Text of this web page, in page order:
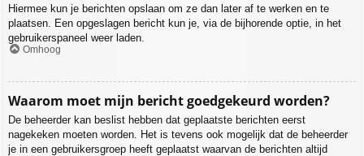
Hiermee kun je berichten opslaan om ze dan later af te werken en te
plaatsen. Een opgeslagen bericht kun je, via de bijhorende optie, in het
gebruikerspaneel weer laden.
Omhoog
Waarom moet mijn bericht goedgekeurd worden?
De beheerder kan beslist hebben dat geplaatste berichten eerst
nagekeken moeten worden. Het is tevens ook mogelijk dat de beheerder
je in een gebruikersgroep heeft geplaatst waarvan de berichten altijd